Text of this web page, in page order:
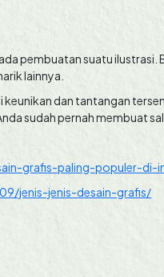
pembuatan suatu ilustrasi.
lainnya.
dan tantangan
sudah pernah membuat
grafis-paling-populer-di-
jenis-jenis-desain-grafis/